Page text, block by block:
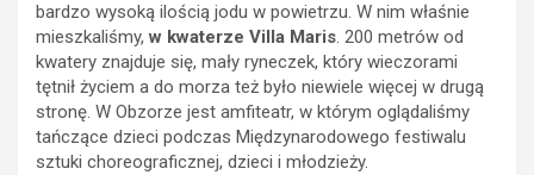
bardzo wysoką ilością jodu w powietrzu. W nim właśnie
mieszkaliśmy,w kwaterze Villa Maris. 200 metrów od
kwatery znajduje się, mały ryneczek, który wieczorami
tętnił życiem a do morza też było niewiele więcej w drugą
stronę. W Obzorze jest amfiteatr, w którym oglądaliśmy
tańczące dzieci podczas Międzynarodowego festiwalu
sztuki choreograficznej, dzieci i młodzieży.